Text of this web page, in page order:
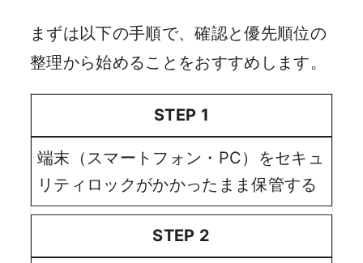
まずは以下の手順で、確認と優先順位の
整理から始めることをおすすめします。
STEP 1
端末（スマートフォン・PC）をセキュ
リティロックがかかったまま保管する
STEP 2